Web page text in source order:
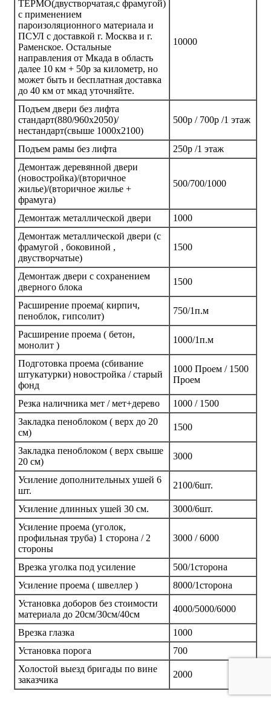
ТЕРМО(двустворчатая,с фрамугой)
с применением
пароизоляционного материала и
ПСУЛ с доставкой г. Москва и г.
Раменское. Остальные
направления от Мкада в область
далее 10 км + 50р за километр, но
может быть и бесплатная доставка
до 40 км от мкад уточняйте.
10000
Подъем двери без лифта
стандарт(880/960х2050)/
нестандарт(свыше 1000х2100)
500р / 700р /1 этаж
Подъем рамы без лифта
250р /1 этаж
Демонтаж деревянной двери
(новостройка)/(вторичное
жилье)/(вторичное жилье +
фрамуга)
500/700/1000
Демонтаж металлической двери
1000
Демонтаж металлической двери (с
фрамугой , боковиной ,
двустворчатые)
1500
Демонтаж двери с сохранением
дверного блока
1500
Расширение проема( кирпич,
пеноблок, гипсолит)
750/1п.м
Расширение проема ( бетон,
монолит )
1000/1п.м
Подготовка проема (сбивание
штукатурки) новостройка / старый
фонд
1000 Проем / 1500
Проем
Резка наличника мет / мет+дерево
1000 / 1500
Закладка пеноблоком ( верх до 20
см)
1500
Закладка пеноблоком ( верх свыше
20 см)
3000
Усиление дополнительных ушей 6
шт.
2100/6шт.
Усиление длинных ушей 30 см.
3000/6шт.
Усиление проема (уголок,
профильная труба) 1 сторона / 2
стороны
3000 / 6000
Врезка уголка под усиление
500/1сторона
Усиление проема ( швеллер )
8000/1сторона
Установка доборов без стоимости
материала до 20см/30см/40см
4000/5000/6000
Врезка глазка
1000
Установка порога
700
Холостой выезд бригады по вине
заказчика
2000